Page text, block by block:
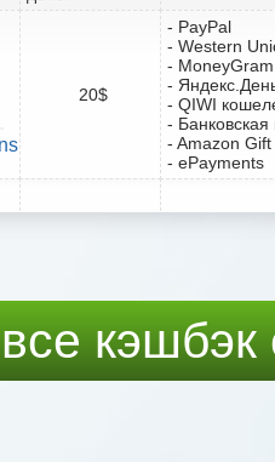
20$
- PayPal
- Western
- MoneyGram
-
- QIWI
-
- Amazon
- ePayments